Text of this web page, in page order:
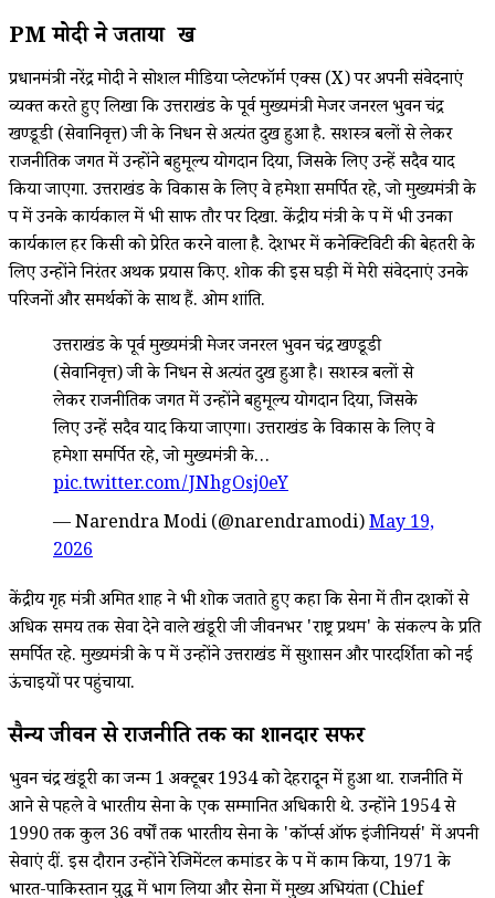
PM मोदी ने जताया दुख
प्रधानमंत्री नरेंद्र मोदी ने सोशल मीडिया प्लेटफॉर्म एक्स (X) पर अपनी संवेदनाएं
व्यक्त करते हुए लिखा कि उत्तराखंड के पूर्व मुख्यमंत्री मेजर जनरल भुवन चंद्र
खण्डूडी (सेवानिवृत्त) जी के निधन से अत्यंत दुख हुआ है. सशस्त्र बलों से लेकर
राजनीतिक जगत में उन्होंने बहुमूल्य योगदान दिया, जिसके लिए उन्हें सदैव याद
किया जाएगा. उत्तराखंड के विकास के लिए वे हमेशा समर्पित रहे, जो मुख्यमंत्री के
रूप में उनके कार्यकाल में भी साफ तौर पर दिखा. केंद्रीय मंत्री के रूप में भी उनका
कार्यकाल हर किसी को प्रेरित करने वाला है. देशभर में कनेक्टिविटी की बेहतरी के
लिए उन्होंने निरंतर अथक प्रयास किए. शोक की इस घड़ी में मेरी संवेदनाएं उनके
परिजनों और समर्थकों के साथ हैं. ओम शांति.
उत्तराखंड के पूर्व मुख्यमंत्री मेजर जनरल भुवन चंद्र खण्डूडी
(सेवानिवृत्त) जी के निधन से अत्यंत दुख हुआ है। सशस्त्र बलों से
लेकर राजनीतिक जगत में उन्होंने बहुमूल्य योगदान दिया, जिसके
लिए उन्हें सदैव याद किया जाएगा। उत्तराखंड के विकास के लिए वे
हमेशा समर्पित रहे, जो मुख्यमंत्री के…
pic.twitter.com/JNhgOsj0eY
— Narendra Modi (@narendramodi)May 19,
2026
केंद्रीय गृह मंत्री अमित शाह ने भी शोक जताते हुए कहा कि सेना में तीन दशकों से
अधिक समय तक सेवा देने वाले खंडूरी जी जीवनभर 'राष्ट्र प्रथम' के संकल्प के प्रति
समर्पित रहे. मुख्यमंत्री के रूप में उन्होंने उत्तराखंड में सुशासन और पारदर्शिता को नई
ऊंचाइयों पर पहुंचाया.
सैन्य जीवन से राजनीति तक का शानदार सफर
भुवन चंद्र खंडूरी का जन्म 1 अक्टूबर 1934 को देहरादून में हुआ था. राजनीति में
आने से पहले वे भारतीय सेना के एक सम्मानित अधिकारी थे. उन्होंने 1954 से
1990 तक कुल 36 वर्षों तक भारतीय सेना के 'कॉर्प्स ऑफ इंजीनियर्स' में अपनी
सेवाएं दीं. इस दौरान उन्होंने रेजिमेंटल कमांडर के रूप में काम किया, 1971 के
भारत-पाकिस्तान युद्ध में भाग लिया और सेना में मुख्य अभियंता (Chief